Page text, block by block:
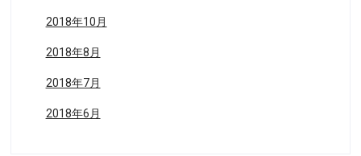
2018年10月
2018年8月
2018年7月
2018年6月